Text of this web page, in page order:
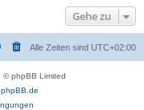
Gehe zu
Alle Zeiten sind UTC+02:00
© phpBB Limited
phpBB.de